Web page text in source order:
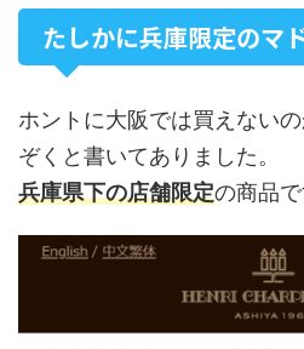
たしかに兵庫限定のマ
ホントに大阪では買えない
ぞくと書いてありました。
兵庫県下の店舗限定の商品で